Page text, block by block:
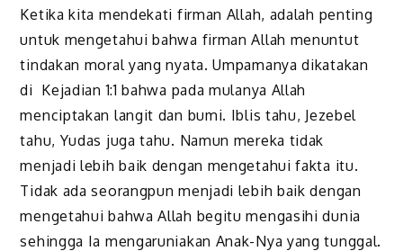
Ketika kita mendekati firman Allah, adalah penting
untuk mengetahui bahwa firman Allah menuntut
tindakan moral yang nyata. Umpamanya dikatakan
di Kejadian 1:1 bahwa pada mulanya Allah
menciptakan langit dan bumi. Iblis tahu, Jezebel
tahu, Yudas juga tahu. Namun mereka tidak
menjadi lebih baik dengan mengetahui fakta itu.
Tidak ada seorangpun menjadi lebih baik dengan
mengetahui bahwa Allah begitu mengasihi dunia
sehingga Ia mengaruniakan Anak-Nya yang tunggal.